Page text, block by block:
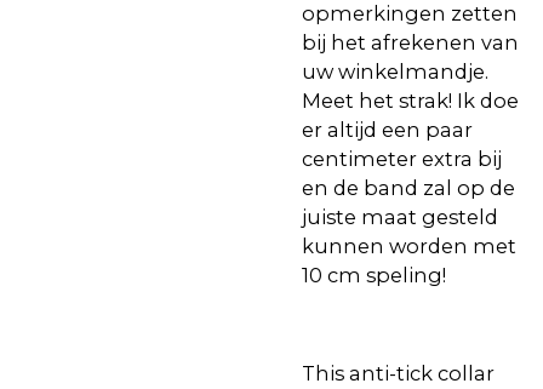
opmerkingen zetten
bij het afrekenen van
uw winkelmandje.
Meet het strak! Ik doe
er altijd een paar
centimeter extra bij
en de band zal op de
juiste maat gesteld
kunnen worden met
10 cm speling!
This anti-tick collar